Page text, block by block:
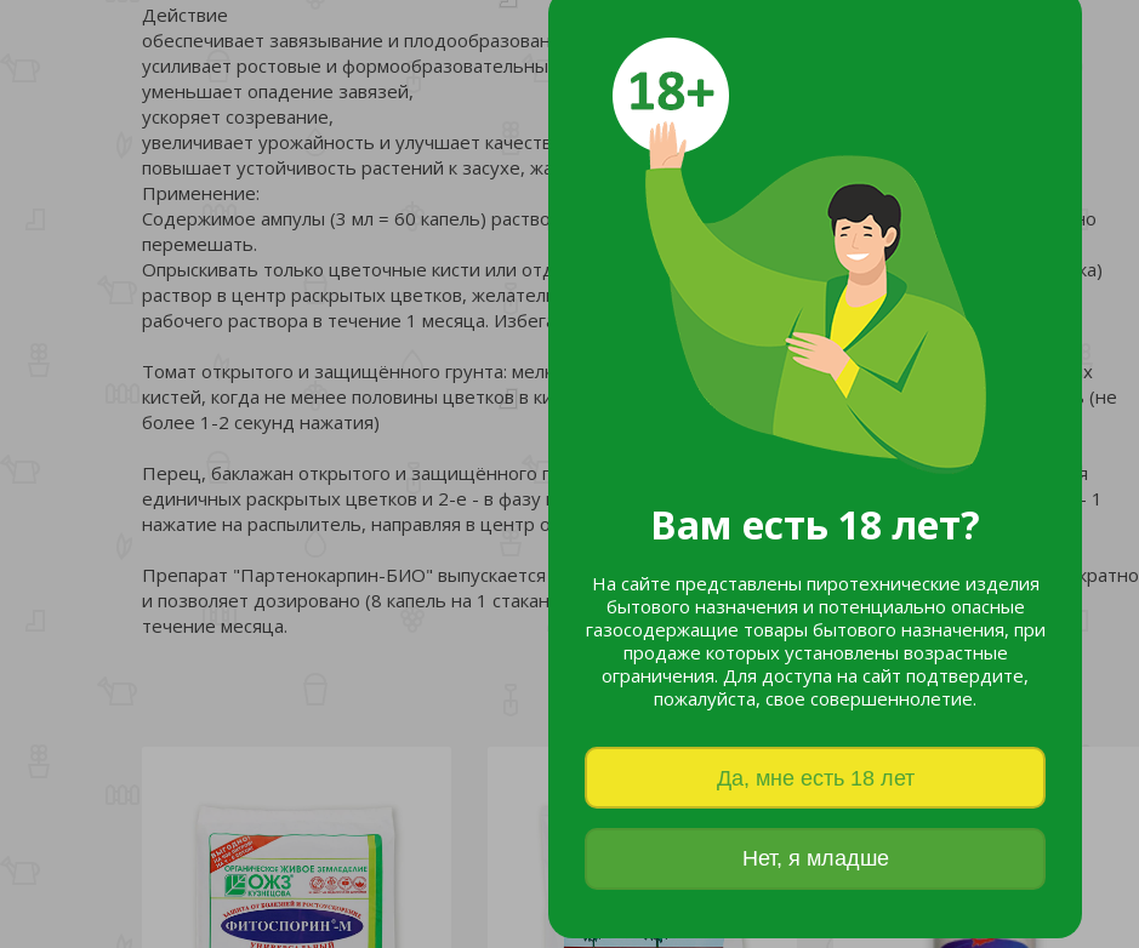
Вам есть 18 лет?
На сайте представлены пиротехнические изделия
бытового назначения и потенциально опасные
газосодержащие товары бытового назначения, при
продаже которых установлены возрастные
ограничения. Для доступа на сайт подтвердите,
пожалуйста, свое совершеннолетие.
Да, мне есть 18 лет
Нет, я младше
Действие
обеспечивает завязывание и плодообразование при неблагоприятных условиях,
усиливает ростовые и формообразовательные процессы,
уменьшает опадение завязей,
ускоряет созревание,
увеличивает урожайность и улучшает качество продукции,
повышает устойчивость растений к засухе, жаре и холоду.
Применение:
Содержимое ампулы (3 мл = 60 капель) растворить в 1,5 л воды (или 8 капель на 1 стакан воды), тщательно
перемешать.
Опрыскивать только цветочные кисти или отдельные цветки, направляя мелкораспылённый (в виде облака)
раствор в центр раскрытых цветков, желательно в утренние или вечерние часы. Допускается хранение
рабочего раствора в течение 1 месяца. Избегать передозировки!
Томат открытого и защищённого грунта: мелкокапельное однократное опрыскивание 1-й и 2-й цветочных
кистей, когда не менее половины цветков в кисти раскрыто. Расход – около 1 мл на одну цветочную кисть (не
более 1-2 секунд нажатия)
Перец, баклажан открытого и защищённого грунта: мелкокапельное опрыскивание 1-е - в фазу появления
единичных раскрытых цветков и 2-е - в фазу массового цветения с интервалом не менее 7 дней. Расход – 1
нажатие на распылитель, направляя в центр отдельных раскрытых цветков.
Препарат "Партенокарпин-БИО" выпускается в уникальной ампуле, которая может использоваться многократно
и позволяет дозировано (8 капель на 1 стакан воды) применять препарат, а также хранить его остатки в
течение месяца.